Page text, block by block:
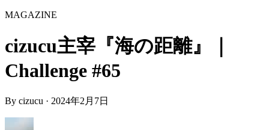
MAGAZINE
cizucu主宰『海の距離』｜
Challenge #65
By cizucu · 2024年2月7日